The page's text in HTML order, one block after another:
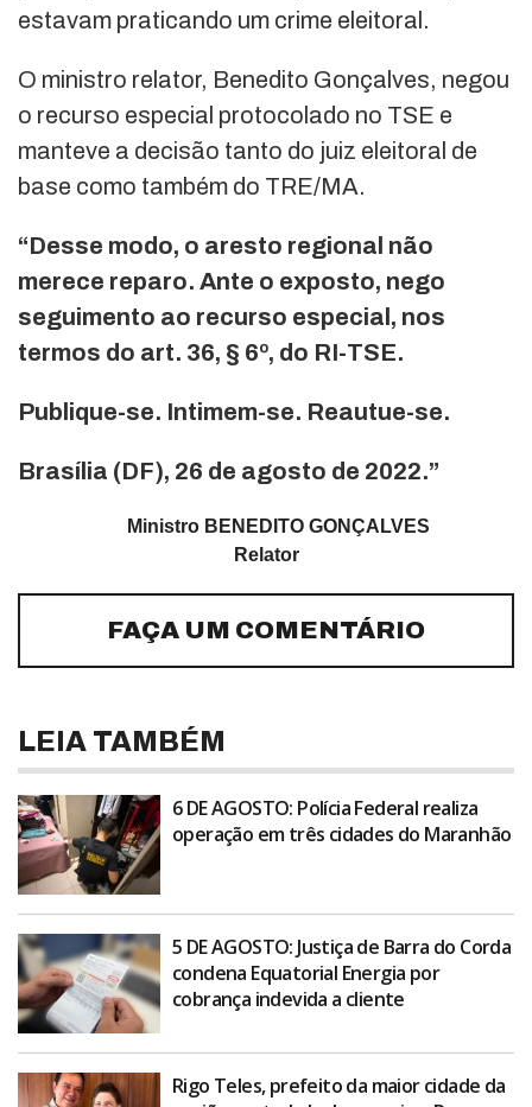
estavam praticando um crime eleitoral.
O ministro relator, Benedito Gonçalves, negou
o recurso especial protocolado no TSE e
manteve a decisão tanto do juiz eleitoral de
base como também do TRE/MA.
“Desse modo, o aresto regional não
merece reparo. Ante o exposto, nego
seguimento ao recurso especial, nos
termos do art. 36, § 6º, do RI-TSE.
Publique-se. Intimem-se. Reautue-se.
Brasília (DF), 26 de agosto de 2022.”
Ministro BENEDITO GONÇALVES
Relator
FAÇA UM COMENTÁRIO
LEIA TAMBÉM
6 DE AGOSTO: Polícia Federal realiza
operação em três cidades do Maranhão
5 DE AGOSTO: Justiça de Barra do Corda
condena Equatorial Energia por
cobrança indevida a cliente
Rigo Teles, prefeito da maior cidade da